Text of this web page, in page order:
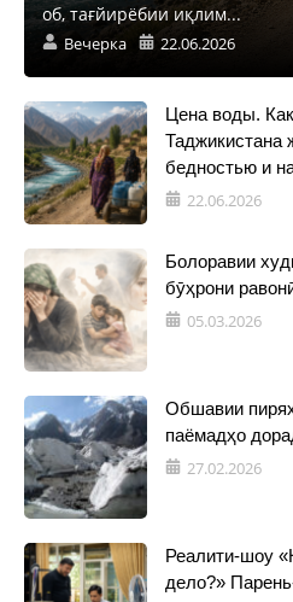
об, тағйирёбии иқлим...
Вечерка 22.06.2026
Цена воды.
Таджикистана
бедностью и
22.06.2026
Болоравии
бӯҳрони
05.03.2026
Обшавии
паёмадҳо
27.02.2026
Реалити-шоу
дело?»